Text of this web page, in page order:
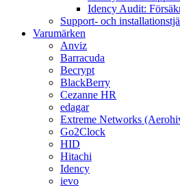
Idency Audit:
Support- och
Varumärken
Anviz
Barracuda
Becrypt
BlackBerry
Cezanne HR
edagar
Extreme Networks
Go2Clock
HID
Hitachi
Idency
ievo